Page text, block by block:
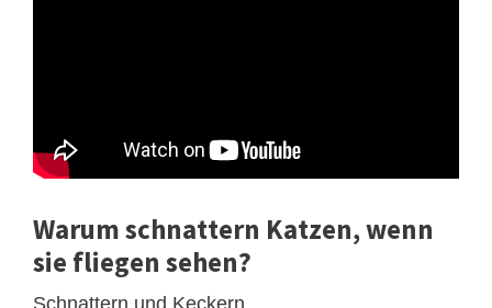
Warum schnattern Katzen, wenn
sie fliegen sehen?
Schnattern und Keckern